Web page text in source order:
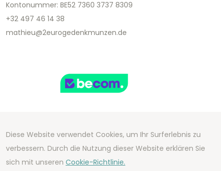
Kontonummer: BE52 7360 3737 8309
+32 497 46 14 38
mathieu@2eurogedenkmunzen.de
Copyright 2026 We Can Do Better Online BV
Development by2mprove- Content by
2eurogedenkmunzen.de
Diese Website verwendet Cookies, um Ihr Surferlebnis zu
verbessern. Durch die Nutzung dieser Website erklären Sie
sich mit unseren Cookie-Richtlinie.